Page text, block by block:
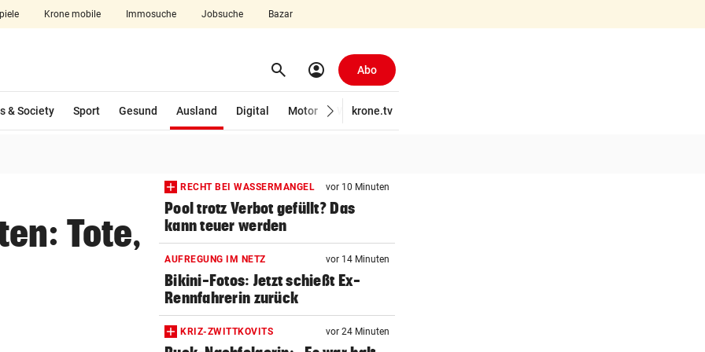
Krone mobile Immosuche Jobsuche Bazar
aufklappen search Suchen
account_circle Abo
& Society Sport Gesund Ausland
Digital
Motor Wirtschaft
krone.tv
Tote,
RECHT BEI WASSERMANGEL vor 10 Minuten
Pool trotz Verbot gefüllt? Das
kann teuer werden
AUFREGUNG IM NETZ vor 14 Minuten
Bikini-Fotos: Jetzt schießt Ex-
Rennfahrerin zurück
KRIZ-ZWITTKOVITS vor 24 Minuten